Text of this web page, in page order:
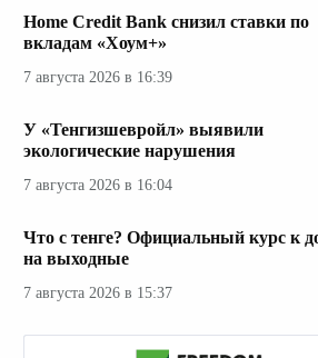
Home Credit Bank снизил ставки по
вкладам «Хоум+»
7 августа 2026 в 16:39
У «Тенгизшевройл» выявили
экологические нарушения
7 августа 2026 в 16:04
Что с тенге? Официальный курс к
на выходные
7 августа 2026 в 15:37